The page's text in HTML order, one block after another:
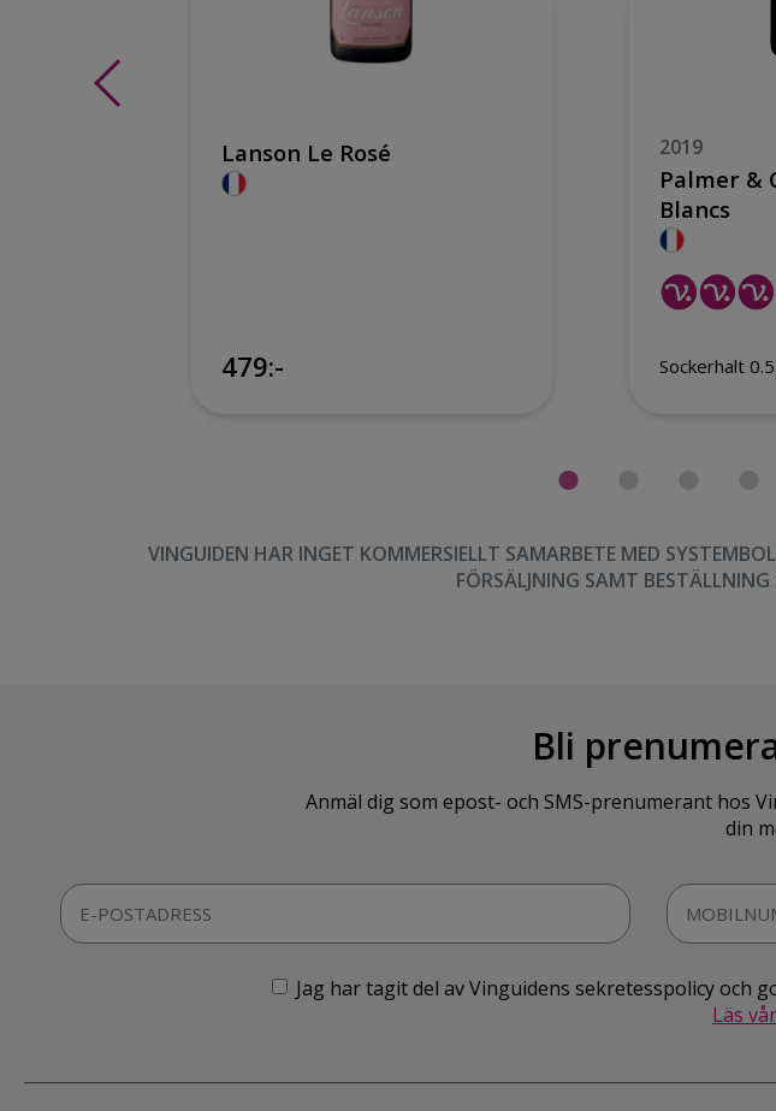
Lanson Le Rosé
479:-
2019
Palmer &
Blancs
Sockerhalt
VINGUIDEN HAR INGET KOMMERSIELLT SAMARBETE MED
FÖRSÄLJNING SAMT
Bli
Anmäl dig som epost- och SMS-prenumerant hos
din
Jag har tagit del av Vinguidens sekretesspolicy
Läs